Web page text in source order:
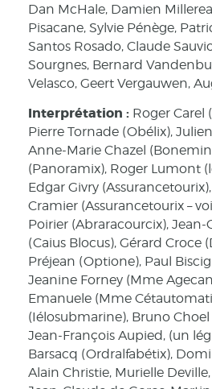
Dan McHale, Damien
Pisacane, Sylvie Pénège,
Santos Rosado, Claude
Sourgnes, Bernard
Velasco, Geert Vergauwen,
Interprétation : Roger Carel
Pierre Tornade (Obélix),
Anne-Marie Chazel
(Panoramix), Roger Lumont
Edgar Givry
Cramier (Assurancetourix –
Poirier (Abraracourcix),
(Caius Blocus), Gérard Croce
Préjean (Optione), Paul
Jeanine Forney (Mme
Emanuele (Mme
(Iélosubmarine), Bruno
Jean-François Aupied, (un
Barsacq (Ordralfabétix),
Alain Christie, Murielle